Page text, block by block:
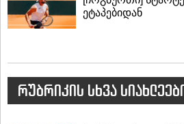
ეტაპებიდან
რუბრიკის სხვა